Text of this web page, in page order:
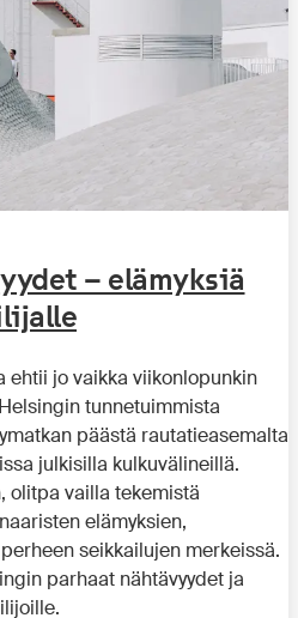
– elämyksiä
ehtii jo vaikka viikonlopunkin
tunnetuimmista
päästä rautatieasemalta
julkisilla kulkuvälineillä.
olitpa vailla tekemistä
elämyksien,
seikkailujen merkeissä.
parhaat nähtävyydet ja